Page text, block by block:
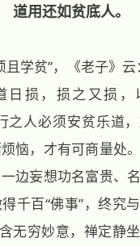
道用还如贫底人。
且学贫”，《老子》云
日损，损之又损，
之人必须安贫乐道
恼，才有可商量处
边妄想功名富贵、名
千百“佛事”，终究与
无穷妙意，禅定静